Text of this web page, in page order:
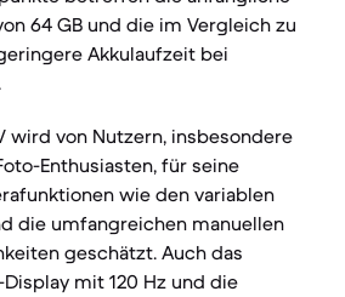
64 GB und die im Vergleich zu
Akkulaufzeit bei
wird von Nutzern, insbesondere
Enthusiasten, für seine
wie den variablen
die umfangreichen manuellen
geschätzt. Auch das
mit 120 Hz und die